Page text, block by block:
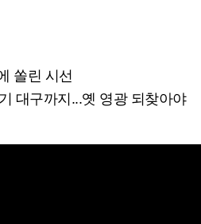
쏠린 시선
대구까지...옛 영광 되찾아야